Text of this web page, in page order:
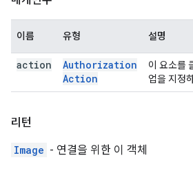
이름 유형 설명
action
Authorization
Action
이 요소를
업을 지정
리턴
Image - 연결을 위한 이 객체